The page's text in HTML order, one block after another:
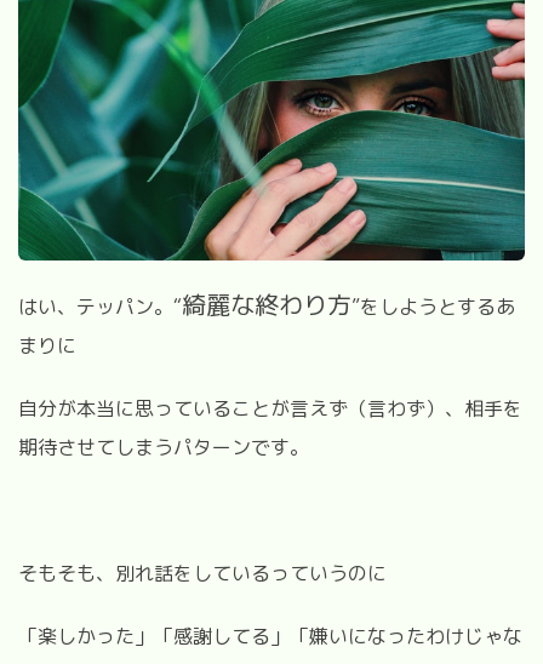
はい、テッパン。“綺麗な終わり方”をしようとするあ
まりに
自分が本当に思っていることが言えず（言わず）、相手を
期待させてしまうパターンです。
そもそも、別れ話をしているっていうのに
「楽しかった」「感謝してる」「嫌いになったわけじゃな